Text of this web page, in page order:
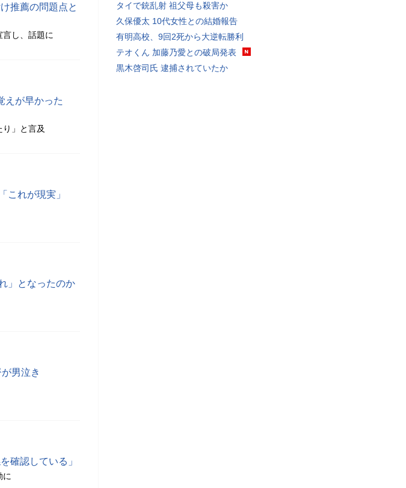
推薦の問題点と
し、話題に
えが早かった
り」と言及
これが現実」
」となったのか
男泣き
確認している」
に
タイで銃乱射 祖父母も殺害か
久保優太 10代女性との結婚報告
有明高校、9回2死から大逆転勝利
テオくん 加藤乃愛との破局発表
黒木啓司氏 逮捕されていたか